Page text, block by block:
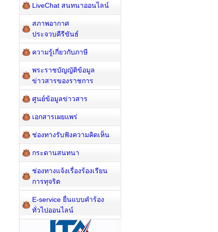
LiveChat สนทนาออนไลน์
สภาพอากาศ
ประจวบคีรีขันธ์
ความรู้เกี่ยวกับภาษี
พระราชบัญญัติข้อมูล
ข่าวสารของราชการ
ศูนย์ข้อมูลข่าวสาร
เอกสารเผยแพร่
ช่องทางรับฟังความคิดเห็น
กระดานสนทนา
ช่องทางแจ้งเรื่องร้องเรียน
การทุจริต
E-service ยื่นแบบคำร้อง
ทั่วไปออนไลน์